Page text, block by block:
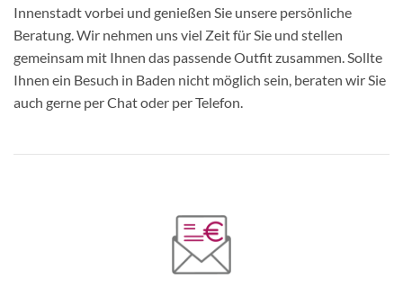
Innenstadt vorbei und genießen Sie unsere persönliche
Beratung. Wir nehmen uns viel Zeit für Sie und stellen
gemeinsam mit Ihnen das passende Outfit zusammen. Sollte
Ihnen ein Besuch in Baden nicht möglich sein, beraten wir Sie
auch gerne per Chat oder per Telefon.